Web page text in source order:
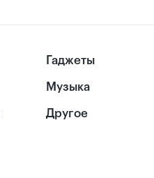
Гаджеты
Музыка
Другое